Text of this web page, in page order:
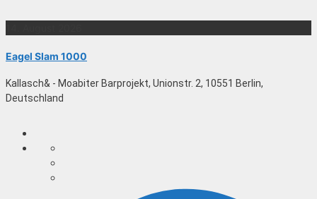
Eagel Slam 1000
Kallasch& - Moabiter Barprojekt, Unionstr. 2, 10551 Berlin,
Deutschland